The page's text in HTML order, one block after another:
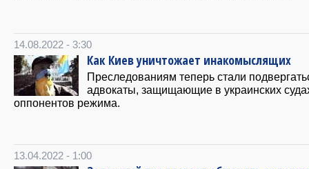
14.08.2022 - 3:30
Как Киев уничтожает инакомыслящих
Преследованиям теперь стали
адвокаты, защищающие в украинских
оппонентов режима.
13.04.2022 - 1:00